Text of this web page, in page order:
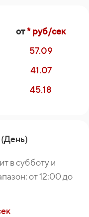
от* руб/сек
57.09
41.07
45.18
в субботу и
от 12:00 до